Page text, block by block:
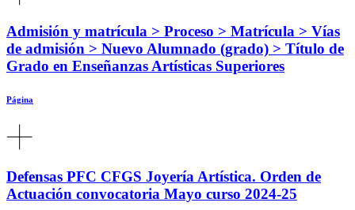
Admisión y matrícula > Proceso > Matrícula > Vías
de admisión > Nuevo Alumnado (grado) > Título de
Grado en Enseñanzas Artísticas Superiores
Página
Defensas PFC CFGS Joyería Artística. Orden de
Actuación convocatoria Mayo curso 2024-25